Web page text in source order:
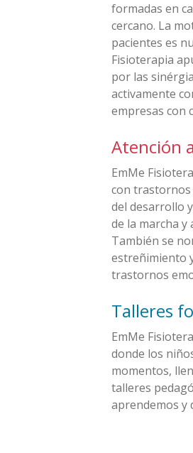
formadas en
cercano. La
pacientes es
Fisioterapia
por las
activamente
empresas con
Atención
EmMe
con trastornos
del desarrollo
de la marcha
También se
estreñimiento
trastornos
Talleres
EmMe
donde los
momentos,
talleres
aprendemos y